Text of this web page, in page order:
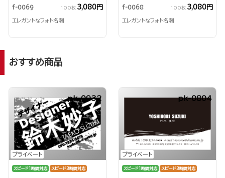
f-0069 100枚 3,080円
エレガントなフォト名刺
f-0068 100枚 3,080円
エレガントなフォト名刺
おすすめ商品
プライベート
pk-0932
スピード1時間対応 スピード3時間対応
プライベート
pk-0804
スピード1時間対応 スピード3時間対応